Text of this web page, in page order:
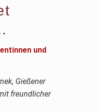
und
Gießener
freundlicher